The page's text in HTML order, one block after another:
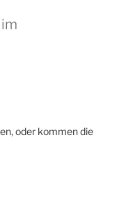
oder kommen die